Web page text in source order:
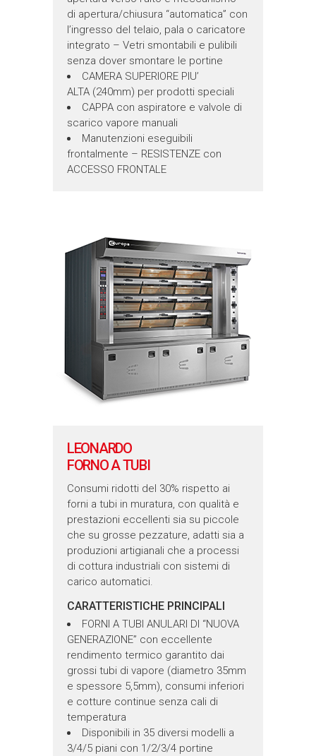
di apertura/chiusura “automatica” con
l’ingresso del telaio, pala o caricatore
integrato – Vetri smontabili e pulibili
senza dover smontare le portine
CAMERA SUPERIORE PIU’
ALTA (240mm) per prodotti speciali
CAPPA con aspiratore e valvole di
scarico vapore manuali
Manutenzioni eseguibili
frontalmente – RESISTENZE con
ACCESSO FRONTALE
LEONARDO
FORNO A TUBI
Consumi ridotti del 30% rispetto ai
forni a tubi in muratura, con qualità e
prestazioni eccellenti sia su piccole
che su grosse pezzature, adatti sia a
produzioni artigianali che a processi
di cottura industriali con sistemi di
carico automatici.
CARATTERISTICHE PRINCIPALI
FORNI A TUBI ANULARI DI “NUOVA
GENERAZIONE” con eccellente
rendimento termico garantito dai
grossi tubi di vapore (diametro 35mm
e spessore 5,5mm), consumi inferiori
e cotture continue senza cali di
temperatura
Disponibili in 35 diversi modelli a
3/4/5 piani con 1/2/3/4 portine